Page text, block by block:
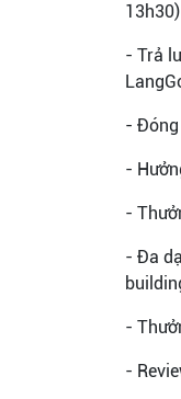
13h30)
- Trả
- Đóng
-
-
- Đa
-
-